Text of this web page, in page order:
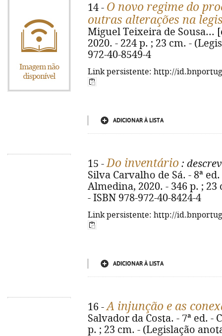
14 - O novo regime do
outras alterações na
Miguel Teixeira de Sousa...
2020. - 224 p. ; 23 cm. -
972-40-8549-4
Link persistente: http://
ADICIONAR À LISTA
15 -Do inventário :
Silva Carvalho de Sá. - 8ª
Almedina, 2020. - 346 p. ;
- ISBN 978-972-40-8424-4
Link persistente: http://
ADICIONAR À LISTA
16 -A injunção e as
Salvador da Costa. - 7ª ed. -
p. ; 23 cm. - (Legislação